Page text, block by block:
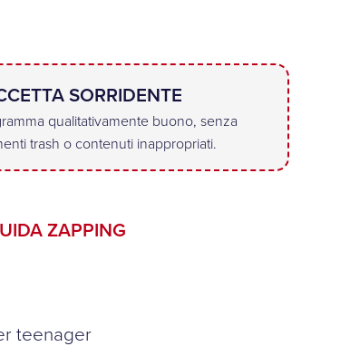
SORRIDENTE
qualitativamente buono, senza
trash o contenuti inappropriati.
ZAPPING
teenager